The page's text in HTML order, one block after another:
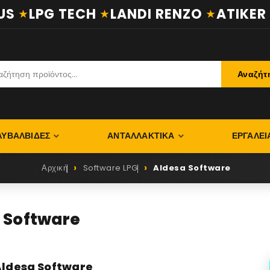
LPG TECH LANDI RENZO ATIKER
ΑΝΤΑΛΛΑΚΤΙΚΆ
Αρχική Software LPG Aldesa Software
Software